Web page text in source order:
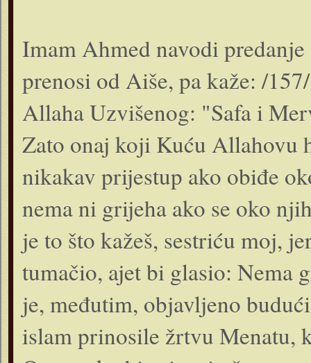
Imam Ahmed navodi
prenosi od Aiše, pa kaže: /
Allaha Uzvišenog: "Safa i
Zato onaj koji Kuću Allahovu
nikakav prijestup ako obiđe
nema ni grijeha ako se oko
je to što kažeš, sestriću moj,
tumačio, ajet bi glasio: Nema
je, međutim, objavljeno
islam prinosile žrtvu Menatu,